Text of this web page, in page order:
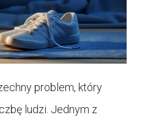
problem, który
ludzi. Jednym z